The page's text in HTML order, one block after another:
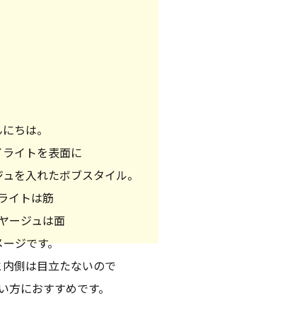
ちは。
イトを表面に
を入れたボブスタイル。
イトは筋
ージュは面
ジです。
側は目立たないので
方におすすめです。